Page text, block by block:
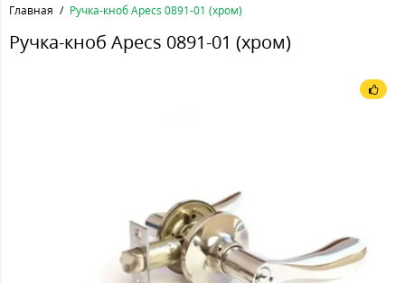
Главная Ручка-кноб Apecs 0891-01 (хром)
Ручка-кноб Apecs 0891-01 (хром)